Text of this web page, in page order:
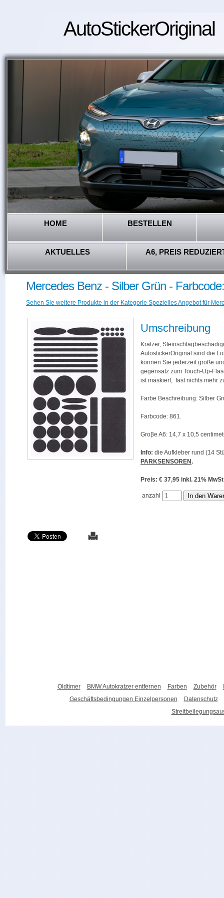
AutoStickerOriginal
HOME BESTELLEN
AKTUELLES A6, PREIS
Mercedes Benz - Silber Grün -
Sehen Sie weitere Produkte in der Kategorie Spezielles Angebot für
Umschreibung
Kratzer,
AutostickerOriginal sind die
können Sie jederzeit große
gegensatz zum Touch-Up-
ist maskiert, fast nichts mehr
Farbe Beschreibung: Silber
Farbcode: 861.
Groβe A6: 14,7 x 10,5
Info: die Aufkleber rund (14
PARKSENSOREN.
Preis: € 37,95 inkl. 21%
anzahl
Oldtimer BMW Autokratzer entfernen Farben Zubehör
Geschäftsbedingungen Einzelpersonen
Datenschutz